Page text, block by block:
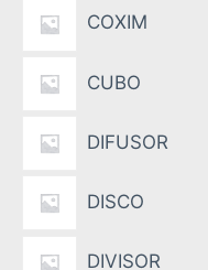
COXIM
CUBO
DIFUSOR
DISCO
DIVISOR